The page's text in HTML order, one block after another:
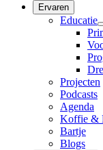
Ervaren
Educatie
Projecten
Podcasts
Agenda
Koffie &
Bartje
Blogs